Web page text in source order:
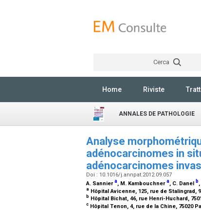
Cerca
Home Riviste
ANNALES DE PATHOLOGIE
Analyse
adénocarcinomes in
adénocarcinomes
Doi : 10.1016/j.annpat.2012.09.057
A. Sanniera, M. Kambouchnera, C. Danel b
a Hôpital Avicenne, 125, rue de Stalingrad,
b Hôpital Bichat, 46, rue Henri-Huchard,
c Hôpital Tenon, 4, rue de la Chine, 75020